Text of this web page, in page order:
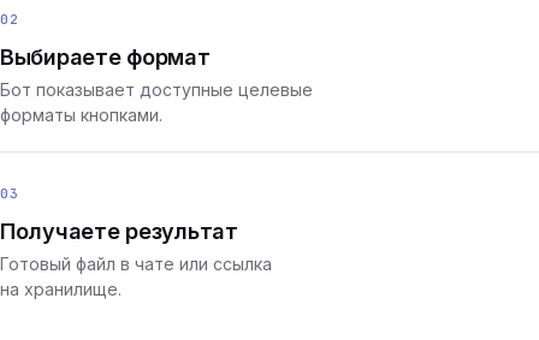
02
Выбираете формат
Бот показывает доступные целевые
форматы кнопками.
03
Получаете результат
Готовый файл в чате или ссылка
на хранилище.